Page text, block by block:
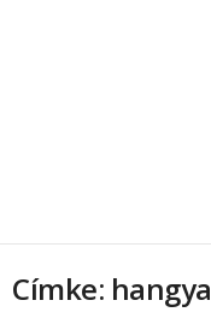
Címke: hangya